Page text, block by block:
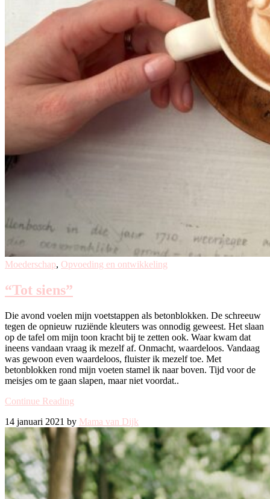
Moederschap, Opvoeding en ontwikkeling
“Tot siens”
Die avond voelen mijn voetstappen als betonblokken. De schreeuw
tegen de opnieuw ruziënde kleuters was onnodig geweest. Het slaan
op de tafel om mijn toon kracht bij te zetten ook. Waar kwam dat
ineens vandaan vraag ik mezelf af. Onmacht, waardeloos. Vandaag
was gewoon even waardeloos, fluister ik mezelf toe. Met
betonblokken rond mijn voeten stamel ik naar boven. Tijd voor de
meisjes om te gaan slapen, maar niet voordat..
Continue Reading
14 januari 2021 by Mama van Dijk